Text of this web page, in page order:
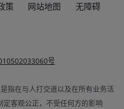
策 网站地图 无障碍
号
指在与人打交道以及在所有业务活
客观公正，不受任何方的影响